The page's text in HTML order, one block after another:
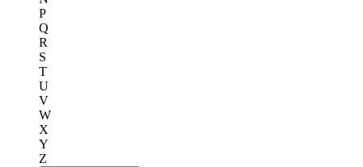
P
Q
R
S
T
U
V
W
X
Y
Z